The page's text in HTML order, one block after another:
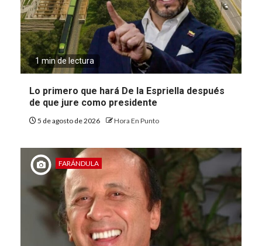
1 min de lectura
Lo primero que hará De la Espriella después
de que jure como presidente
5 de agosto de 2026 Hora En Punto
FARÁNDULA